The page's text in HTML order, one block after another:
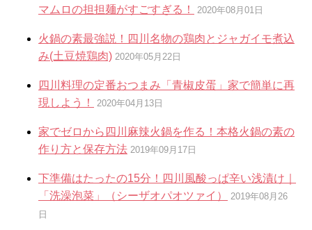
マムロの担担麺がすごすぎる！
2020年08月01日
火鍋の素最強説！四川名物の鶏肉とジャガイモ煮込
み(土豆焼鶏肉) 2020年05月22日
四川料理の定番おつまみ「青椒皮蛋」家で簡単に再
現しよう！
2020年04月13日
家でゼロから四川麻辣火鍋を作る！本格火鍋の素の
作り方と保存方法 2019年09月17日
下準備はたったの15分！四川風酸っぱ辛い浅漬け｜
「洗澡泡菜」（シーザオパオツァイ）
2019年08月26
日